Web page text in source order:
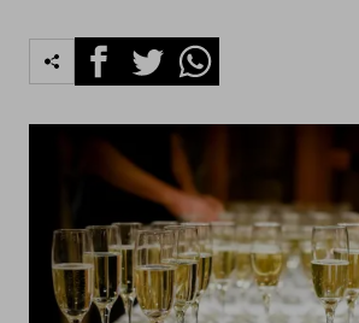
FacebookTwitterWhatsapp